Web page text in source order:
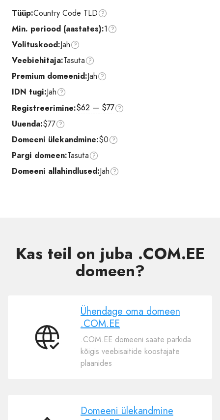
Tüüp:Country Code TLD
Min. periood (aastates):1
Volituskood:Jah
Veebiehitaja:Tasuta
Premium domeenid:Jah
IDN tugi:Jah
Registreerimine:$62 — $77
Uuenda:$77
Domeeni ülekandmine:$0
Pargi domeen:Tasuta
Domeeni allahindlused:Jah
Kas teil on juba .COM.EE
domeen?
Ühendage
Ühendage oma domeen
.COM.EE
.COM.EE domeeni saate parkida
kõigis veebisaitide koostajate
plaanides
Domeeni ülekandmine